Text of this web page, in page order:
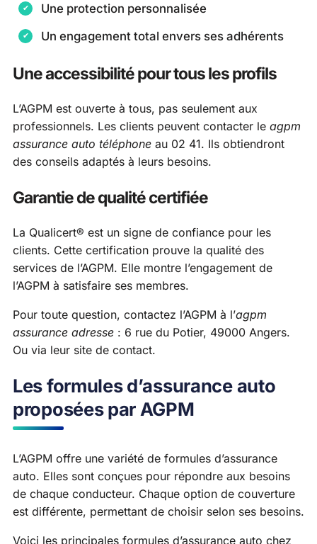
Une protection personnalisée
Un engagement total envers ses adhérents
Une accessibilité pour tous les profils
L’AGPM est ouverte à tous, pas seulement aux
professionnels. Les clients peuvent contacter le agpm
assurance auto téléphone au 02 41. Ils obtiendront
des conseils adaptés à leurs besoins.
Garantie de qualité certifiée
La Qualicert® est un signe de confiance pour les
clients. Cette certification prouve la qualité des
services de l’AGPM. Elle montre l’engagement de
l’AGPM à satisfaire ses membres.
Pour toute question, contactez l’AGPM à l’agpm
assurance adresse : 6 rue du Potier, 49000 Angers.
Ou via leur site de contact.
Les formules d’assurance auto
proposées par AGPM
L’AGPM offre une variété de formules d’assurance
auto. Elles sont conçues pour répondre aux besoins
de chaque conducteur. Chaque option de couverture
est différente, permettant de choisir selon ses besoins.
Voici les principales formules d’assurance auto chez